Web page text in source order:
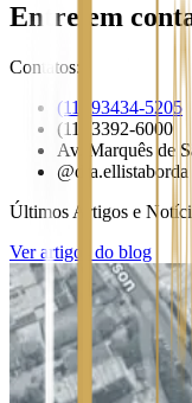
Entre em
Contatos:
(11) 93434-5205
(11) 3392-6000
Av. Marquês de
@dra.ellistaborda
Últimos Artigos e
Ver artigos do blog